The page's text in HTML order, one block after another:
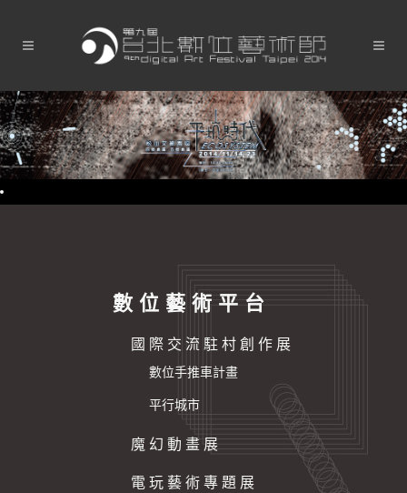
數 位 藝 術 平 台
國 際 交 流 駐 村 創 作 展
數位手推車計畫
平行城市
魔 幻 動 畫 展
電 玩 藝 術 專 題 展